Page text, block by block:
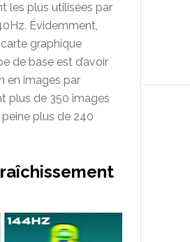
les plus utilisées par
Évidemment,
graphique
de base est d’avoir
en images par
plus de 350 images
plus de 240